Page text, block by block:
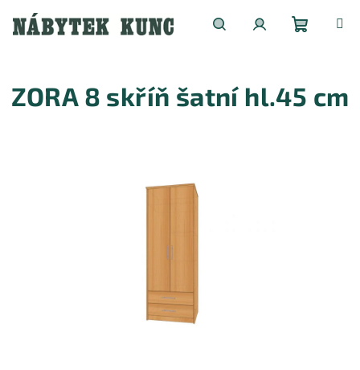
obsah
košík
ZORA 8 skříň šatní hl.45 cm